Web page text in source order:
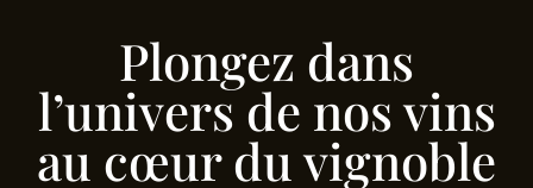
Plongez dans
l’univers de nos vins
au cœur du vignoble